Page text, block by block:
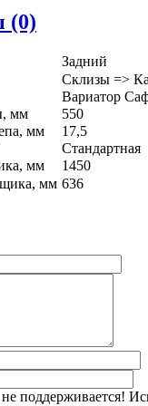
(0)
Задний
Склизы =>
Вариатор
мм
550
мм
17,5
Стандартная
мм
1450
мм 636
поддерживается!